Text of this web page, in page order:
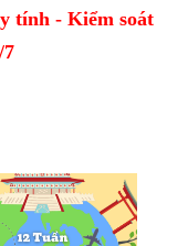
tính - Kiểm soát